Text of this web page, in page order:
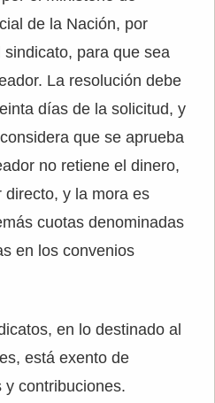
de la Nación, por
para que sea
La resolución debe
días de la solicitud, y
que se aprueba
no retiene el dinero,
y la mora es
cuotas denominadas
en los convenios
en lo destinado al
está exento de
y contribuciones.